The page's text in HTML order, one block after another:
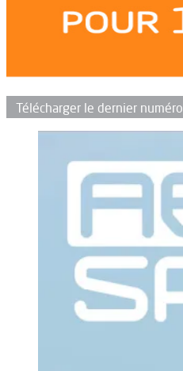
Télécharger le dernier numéro